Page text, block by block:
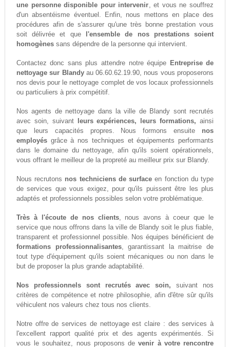
une personne disponible pour intervenir, et vous ne souffrez
d'un absentéisme éventuel. Enfin, nous mettons en place des
procédures afin de s'assurer qu'une très bonne prestation vous
soit délivrée et que
l'ensemble de nos prestations soient
homogènessans dépendre de la personne qui intervient.
Contactez donc sans plus attendre notre équipe Entreprise de
nettoyage sur Blandyau 06.60.62.19.90, nous vous proposerons
nos devis pour le nettoyage complet de vos locaux professionnels
ou particuliers à prix compétitif.
Nos agents de nettoyage dans la ville de Blandy sont recrutés
avec soin, suivant
leurs expériences, leurs formations, ainsi
que leurs capacités propres. Nous formons ensuite nos
employésgrâce à nos techniques et équipements performants
dans le domaine du nettoyage, afin qu'ils soient opérationnels,
vous offrant le meilleur de la propreté au meilleur prix sur Blandy.
Nous recrutons nos techniciens de surface en fonction du type
de services que vous exigez, pour qu'ils puissent être les plus
adaptés et professionnels possibles selon votre problématique.
Très à l'écoute de nos clients, nous avons à coeur que le
service que nous offrons dans la ville de Blandy soit le plus fiable,
transparent et professionnel possible. Nos équipes bénéficient de
formations professionnalisantes, garantissant la maitrise de
tout type d'équipement qu'ils soient mécaniques ou non dans le
but de proposer la plus grande adaptabilité.
Nos professionnels sont recrutés avec soin, suivant nos
critères de compétence et notre philosophie, afin d'être sûr qu'ils
véhiculent nos valeurs chez tous nos clients.
Notre offre de services de nettoyage est claire : des services à
l'excellent rapport qualité prix et des agents expérimentés. Si
vous le souhaitez, nous proposons devenir à votre rencontre